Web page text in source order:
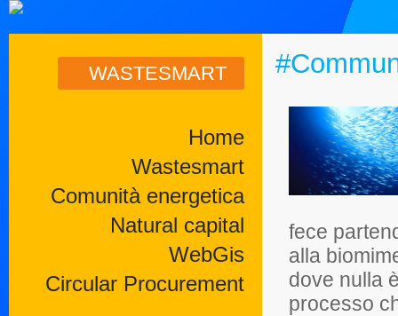
WASTESMART
Home
Wastesmart
Comunità energetica
Natural capital
WebGis
Circular Procurement
fece
alla
dove nulla
processo